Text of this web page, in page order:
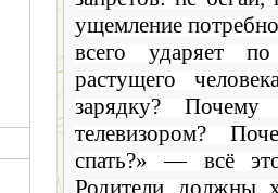
ущемление
всего ударяет
растущего
зарядку?
телевизором?
спать?» — всё
Родители должны